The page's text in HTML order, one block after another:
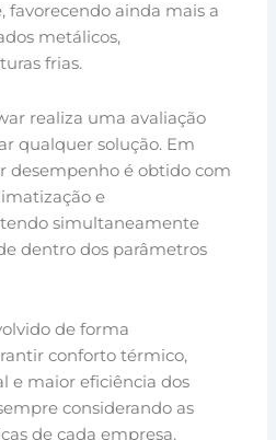
favorecendo ainda mais a
metálicos,
frias.
realiza uma avaliação
qualquer solução. Em
desempenho é obtido com
e
simultaneamente
dentro dos parâmetros
de forma
conforto térmico,
e maior eficiência dos
considerando as
de cada empresa.